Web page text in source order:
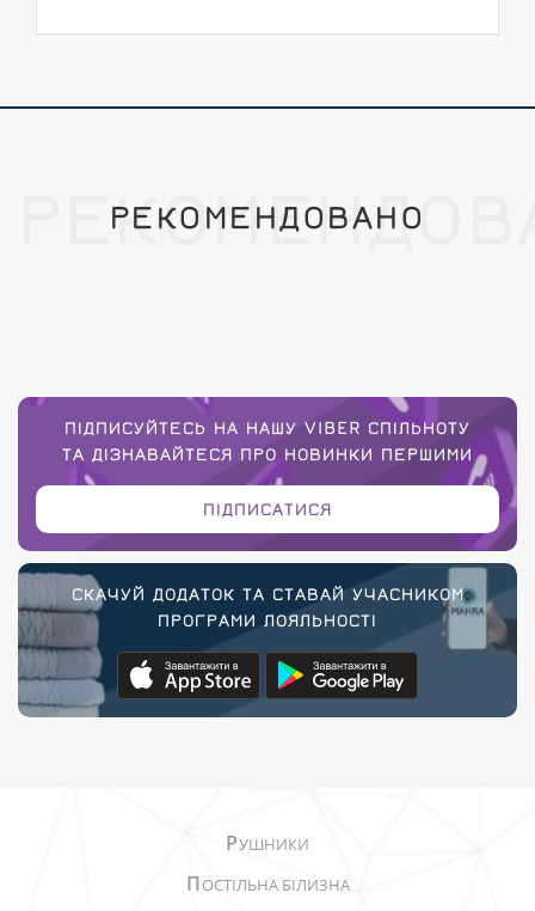
РЕКОМЕНДОВАНО
ПІДПИСУЙТЕСЬ НА НАШУ VIBER СПІЛЬНОТУ
ТА ДІЗНАВАЙТЕСЯ ПРО НОВИНКИ ПЕРШИМИ
ПІДПИСАТИСЯ
СКАЧУЙ ДОДАТОК ТА СТАВАЙ УЧАСНИКОМ
ПРОГРАМИ ЛОЯЛЬНОСТІ
РУШНИКИ
ПОСТІЛЬНА БІЛИЗНА